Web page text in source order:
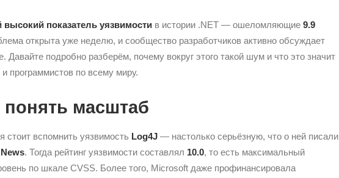
показатель уязвимостив истории .NET — ошеломляющие 9.9
открыта уже неделю, и сообщество разработчиков активно обсуждает
Давайте подробно разберём, почему вокруг этого такой шум и что это значит
программистов по всему миру.
масштаб
стоит вспомнить уязвимость Log4J— настолько серьёзную, что о ней писали
. Тогда рейтинг уязвимости составлял 10.0, то есть максимальный
по шкале CVSS. Более того, Microsoft даже профинансировала